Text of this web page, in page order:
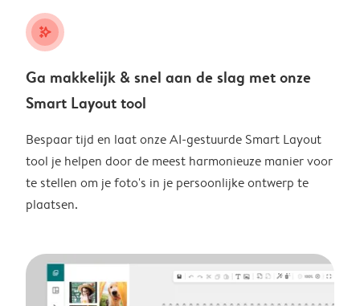
stars_plus
Ga makkelijk & snel aan de slag met onze
Smart Layout tool
Bespaar tijd en laat onze AI-gestuurde Smart Layout
tool je helpen door de meest harmonieuze manier voor
te stellen om je foto's in je persoonlijke ontwerp te
plaatsen.